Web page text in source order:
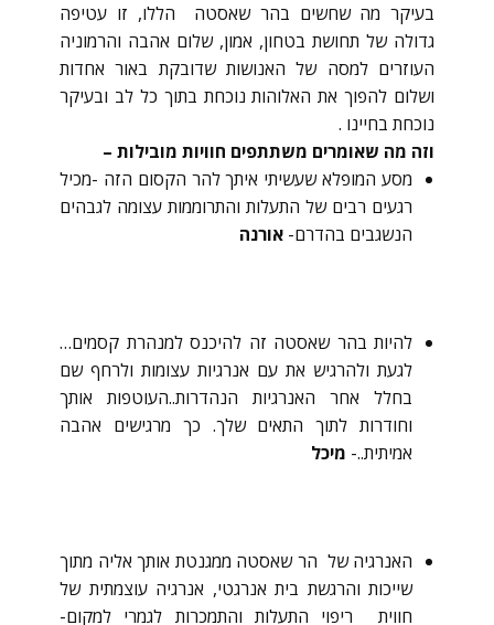
בעיקר מה שחשים בהר שאסטה הללו, זו עטיפה
גדולה של תחושת בטחון, אמון, שלום אהבה והרמוניה
העוזרים למסה של האנושות שדובקת באור אחדות
ושלום להפוך את האלוהות נוכחת בתוך כל לב ובעיקר
נוכחת בחיינו .
וזה מה שאומרים משתתפים חוויות מובילות –
מסע המופלא שעשיתי איתך להר הקסום הזה -מכיל
רגעים רבים של התעלות והתרוממות עצומה לגבהים
הנשגבים בהדרם- אורנה
להיות בהר שאסטה זה להיכנס למנהרת קסמים…
לגעת ולהרגיש את עם אנרגיות עצומות ולרחף שם
בחלל אחר האנרגיות הנהדרות..העוטפות אותך
וחודרות לתוך התאים שלך. כך מרגישים אהבה
אמיתית..- מיכל
האנרגיה של הר שאסטה ממגנטת אותך אליה מתוך
שייכות והרגשת בית אנרגטי, אנרגיה עוצמתית של
חווית ריפוי התעלות והתמכרות לגמרי למקום-